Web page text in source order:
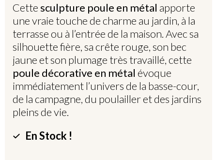
Cettesculpture poule en métal apporte
une vraie touche de charme au jardin, à la
terrasse ou à l’entrée de la maison. Avec sa
silhouette fière, sa crête rouge, son bec
jaune et son plumage très travaillé, cette
poule décorative en métal évoque
immédiatement l’univers de la basse-cour,
de la campagne, du poulailler et des jardins
pleins de vie.
En Stock !